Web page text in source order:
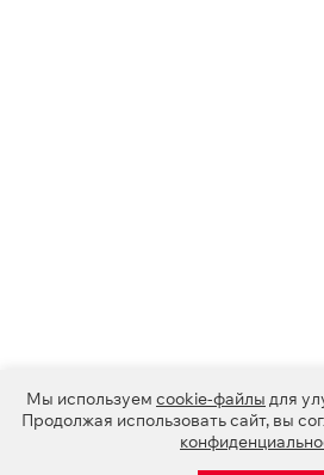
Мы используем cookie-файлы для
Продолжая использовать сайт, вы